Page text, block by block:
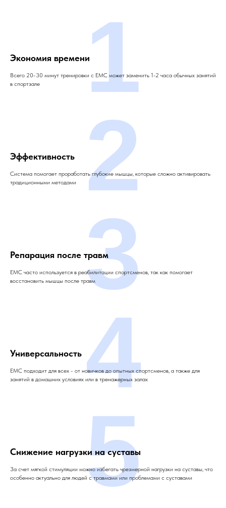
Экономия времени
Всего 20-30 минут тренировки с ЕМС может заменить 1-2 часа обычных занятий
в спортзале
1
Эффективность
Система помогает проработать глубокие мышцы, которые сложно активировать
традиционными методами
2
Репарация после травм
ЕМС часто используется в реабилитации спортсменов, так как помогает
восстановить мышцы после травм3
Универсальность
ЕМС подходит для всех - от новичков до опытных спортсменов, а также для
занятий в домашних условиях или в тренажерных залах
4
Снижение нагрузки на суставы
За счет мягкой стимуляции можно избегать чрезмерной нагрузки на суставы, что
особенно актуально для людей с травмами или проблемами с суставами
5